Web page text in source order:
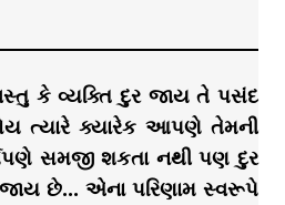
કે વ્યક્તિ દુર જાય તે પસંદ
ત્યારે ક્યારેક આપણે તેમની
સમજી શકતા નથી પણ દુર
છે… એના પરિણામ સ્વરૂપે